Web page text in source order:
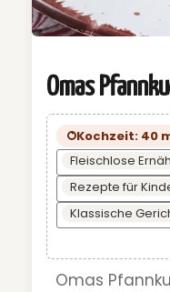
Omas
Kochzeit: 40
Fleischlose
Rezepte für
Klassische
Omas